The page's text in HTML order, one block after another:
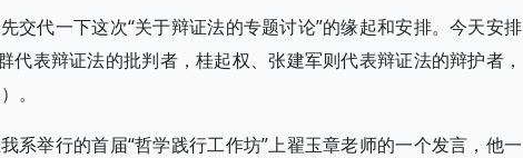
交代一下这次“关于辩证法的专题讨论”的缘起和安排。今天安排
表辩证法的批判者，桂起权、张建军则代表辩证法的辩护者，
。
系举行的首届“哲学践行工作坊”上翟玉章老师的一个发言，他一